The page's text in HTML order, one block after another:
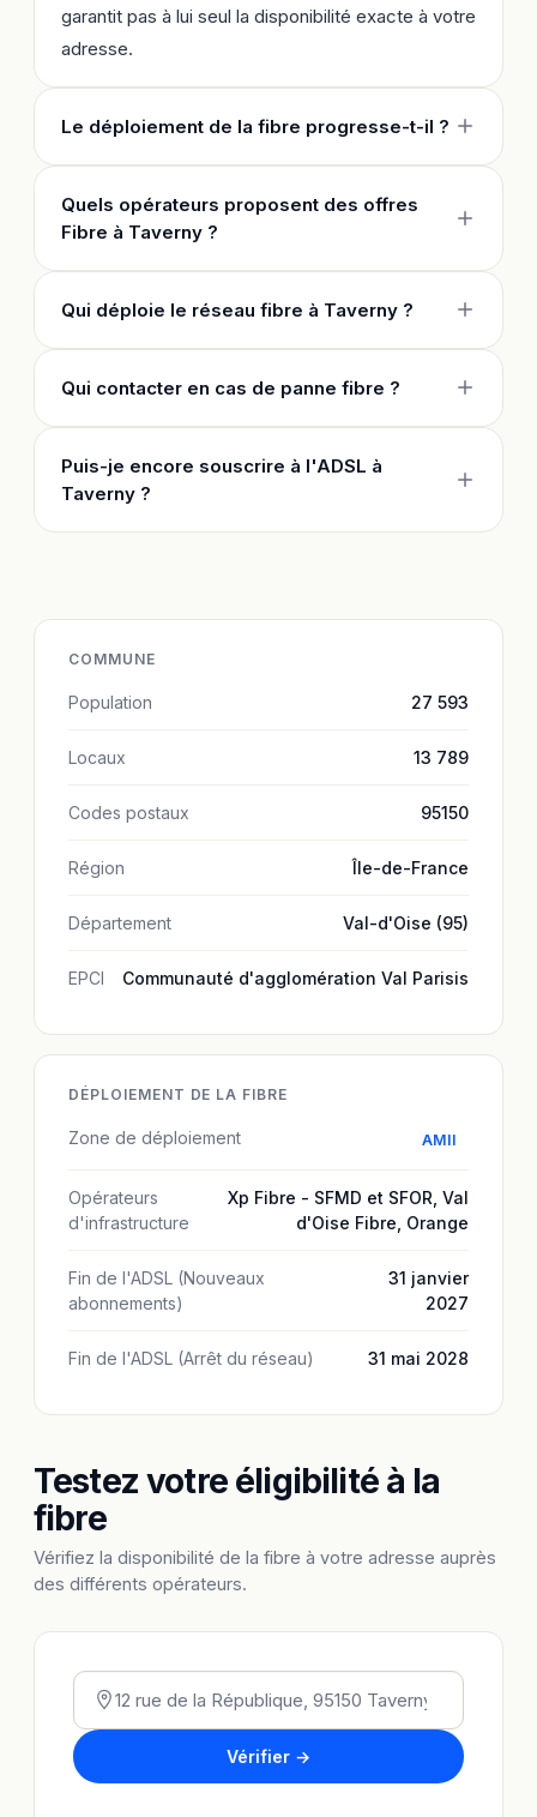
garantit pas à lui seul la disponibilité exacte à votre
adresse.
Le déploiement de la fibre progresse-t-il ?
Quels opérateurs proposent des offres
Fibre à Taverny ?
Qui déploie le réseau fibre à Taverny ?
Qui contacter en cas de panne fibre ?
Puis-je encore souscrire à l'ADSL à
Taverny ?
COMMUNE
Population 27 593
Locaux 13 789
Codes postaux 95150
Région Île-de-France
Département Val-d'Oise (95)
EPCI Communauté d'agglomération Val Parisis
DÉPLOIEMENT DE LA FIBRE
Zone de déploiement AMII
Opérateurs
d'infrastructure
Xp Fibre - SFMD et SFOR Val
d'Oise Fibre Orange
Fin de l'ADSL (Nouveaux
abonnements)
31 janvier
2027
Fin de l'ADSL (Arrêt du réseau) 31 mai 2028
Testez votre éligibilité à la
fibre
Vérifiez la disponibilité de la fibre à votre adresse auprès
des différents opérateurs.
Vérifier →